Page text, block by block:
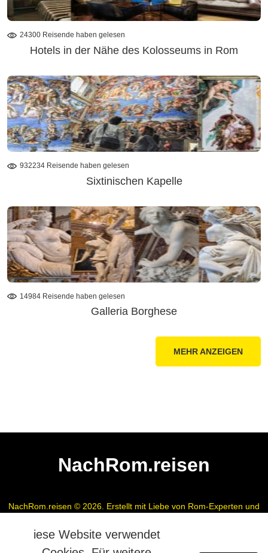
24300 Reisende haben gelesen
Hotels in der Nähe des Kolosseums in Rom
932234 Reisende haben gelesen
Sixtinischen Kapelle
14984 Reisende haben gelesen
Galleria Borghese
MEHR ANZEIGEN
NachRom.reisen
iese Website verwendet
NachRom.reisen © 2026. Erstellt mit Liebe von Rom-Experten und
American English Español Polski